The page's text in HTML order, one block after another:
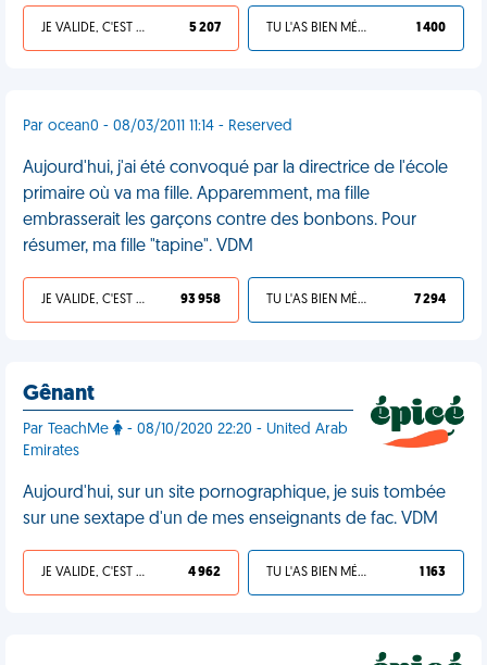
JE VALIDE, C'EST UNE VDM 5 207 TU L'AS BIEN MÉRITÉ 1 400
Par ocean0 - 08/03/2011 11:14 - Reserved
Aujourd'hui, j'ai été convoqué par la directrice de l'école
primaire où va ma fille. Apparemment, ma fille
embrasserait les garçons contre des bonbons. Pour
résumer, ma fille "tapine". VDM
JE VALIDE, C'EST UNE VDM 93 958 TU L'AS BIEN MÉRITÉ 7 294
Gênant
Par TeachMe
- 08/10/2020 22:20 - United Arab
Emirates
Aujourd'hui, sur un site pornographique, je suis tombée
sur une sextape d'un de mes enseignants de fac. VDM
JE VALIDE, C'EST UNE VDM 4 962 TU L'AS BIEN MÉRITÉ 1 163